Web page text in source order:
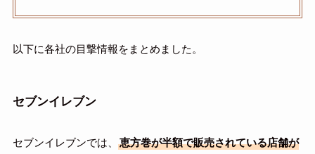
以下に各社の目撃情報をまとめました。
セブンイレブン
セブンイレブンでは、
恵方巻が半額で販売されている店舗が